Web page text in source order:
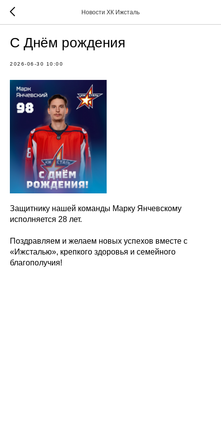
Новости ХК Ижсталь
С Днём рождения
2026-06-30 10:00
Защитнику нашей команды Марку Янчевскому
исполняется 28 лет.
Поздравляем и желаем новых успехов вместе с
«Ижсталью», крепкого здоровья и семейного
благополучия!